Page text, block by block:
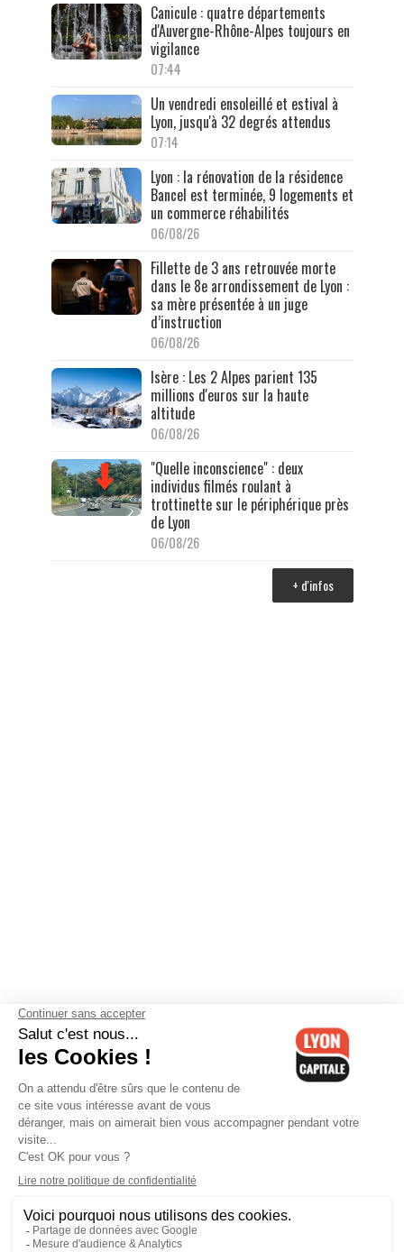
Canicule : quatre départements
d'Auvergne-Rhône-Alpes toujours en
vigilance
07:44
Un vendredi ensoleillé et estival à
Lyon, jusqu'à 32 degrés attendus
07:14
Lyon : la rénovation de la résidence
Bancel est terminée, 9 logements et
un commerce réhabilités
06/08/26
Fillette de 3 ans retrouvée morte
dans le 8e arrondissement de Lyon :
sa mère présentée à un juge
d’instruction
06/08/26
Isère : Les 2 Alpes parient 135
millions d'euros sur la haute
altitude
06/08/26
"Quelle inconscience" : deux
individus filmés roulant à
trottinette sur le périphérique près
de Lyon
06/08/26
+ d'infos
Contactez-nous-Mentions légales-CGV-Politique de
confidentialité-Gestion des cookies